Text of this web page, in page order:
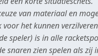
van materiaal en
het kunnen
speler) is in alle
snaren zien spelen als zij